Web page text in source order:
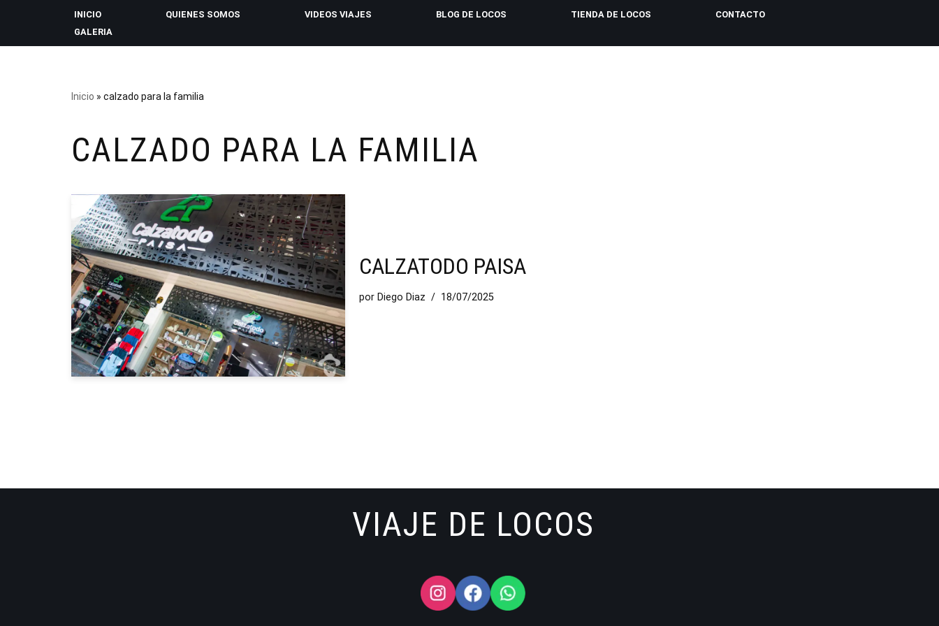
INICIO QUIENES SOMOS VIDEOS VIAJES BLOG DE LOCOS TIENDA DE LOCOS
CONTACTO
GALERIA
Inicio » calzado para la familia
CALZADO PARA LA FAMILIA
CALZATODO PAISA
por Diego Diaz 18/07/2025
VIAJE DE LOCOS